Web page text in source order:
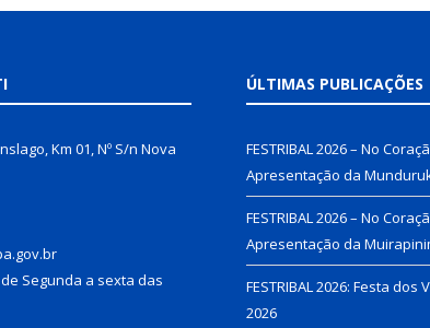
Km 01, Nº S/n Nova
Segunda a sexta das
ÚLTIMAS PUBLICAÇÕES
FESTRIBAL 2026 – No
Apresentação da
FESTRIBAL 2026 – No
Apresentação da
FESTRIBAL 2026: Festa dos
2026